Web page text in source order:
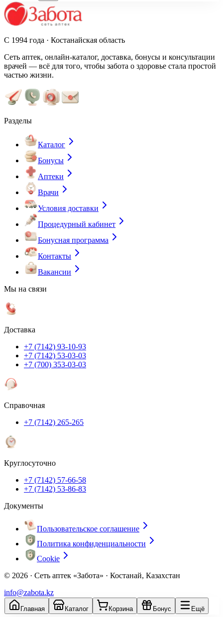
С 1994 года · Костанайская область
Сеть аптек, онлайн-каталог, доставка, бонусы и консультации
врачей — всё для того, чтобы забота о здоровье стала простой
частью жизни.
Разделы
Каталог
Бонусы
Аптеки
Врачи
Условия доставки
Процедурный кабинет
Бонусная программа
Контакты
Вакансии
Мы на связи
Доставка
+7 (7142) 93-10-93
+7 (7142) 53-03-03
+7 (700) 353-03-03
Справочная
+7 (7142) 265-265
Круглосуточно
+7 (7142) 57-66-58
+7 (7142) 53-86-83
Документы
Пользовательское соглашение
Политика конфиденциальности
Cookie
© 2026 · Сеть аптек «Забота» · Костанай, Казахстан
info@zabota.kz
Главная Каталог Корзина Бонус Ещё